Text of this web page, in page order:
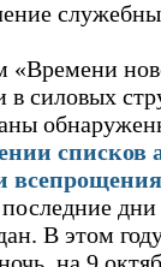
«Времени
в силовых
всепрощения
последние
В этом